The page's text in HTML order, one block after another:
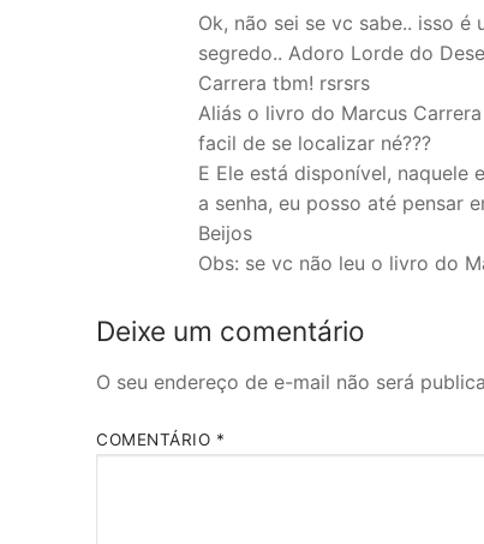
Ok, não sei se vc sabe.. isso
segredo.. Adoro Lorde do
Carrera tbm! rsrsrs
Aliás o livro do Marcus
facil de se localizar né???
E Ele está disponível, naquele
a senha, eu posso até pensar
Beijos
Obs: se vc não leu o livro do
Deixe um comentário
O seu endereço de e-mail não será
COMENTÁRIO *